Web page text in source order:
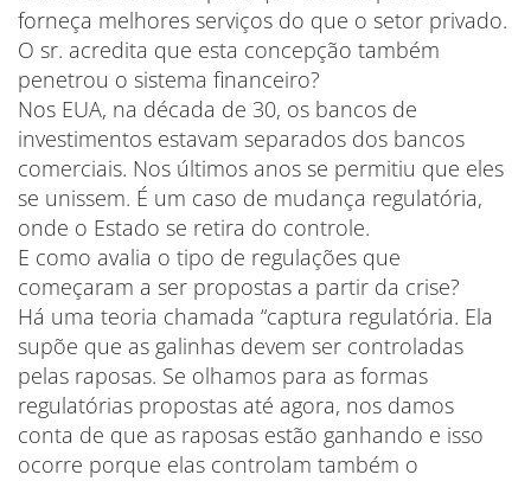
forneça melhores serviços do que o setor privado.
O sr. acredita que esta concepção também
penetrou o sistema financeiro?
Nos EUA, na década de 30, os bancos de
investimentos estavam separados dos bancos
comerciais. Nos últimos anos se permitiu que eles
se unissem. É um caso de mudança regulatória,
onde o Estado se retira do controle.
E como avalia o tipo de regulações que
começaram a ser propostas a partir da crise?
Há uma teoria chamada “captura regulatória. Ela
supõe que as galinhas devem ser controladas
pelas raposas. Se olhamos para as formas
regulatórias propostas até agora, nos damos
conta de que as raposas estão ganhando e isso
ocorre porque elas controlam também o